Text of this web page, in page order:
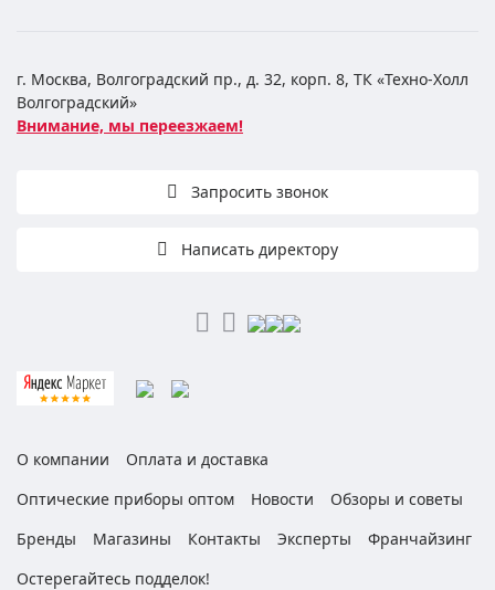
г. Москва, Волгоградский пр., д. 32, корп. 8, ТК «Техно-Холл
Волгоградский»
Внимание, мы переезжаем!
Запросить звонок
Написать директору
О компании
Оплата и доставка
Оптические приборы оптом
Новости
Обзоры и советы
Бренды
Магазины Контакты Эксперты
Франчайзинг
Остерегайтесь подделок!